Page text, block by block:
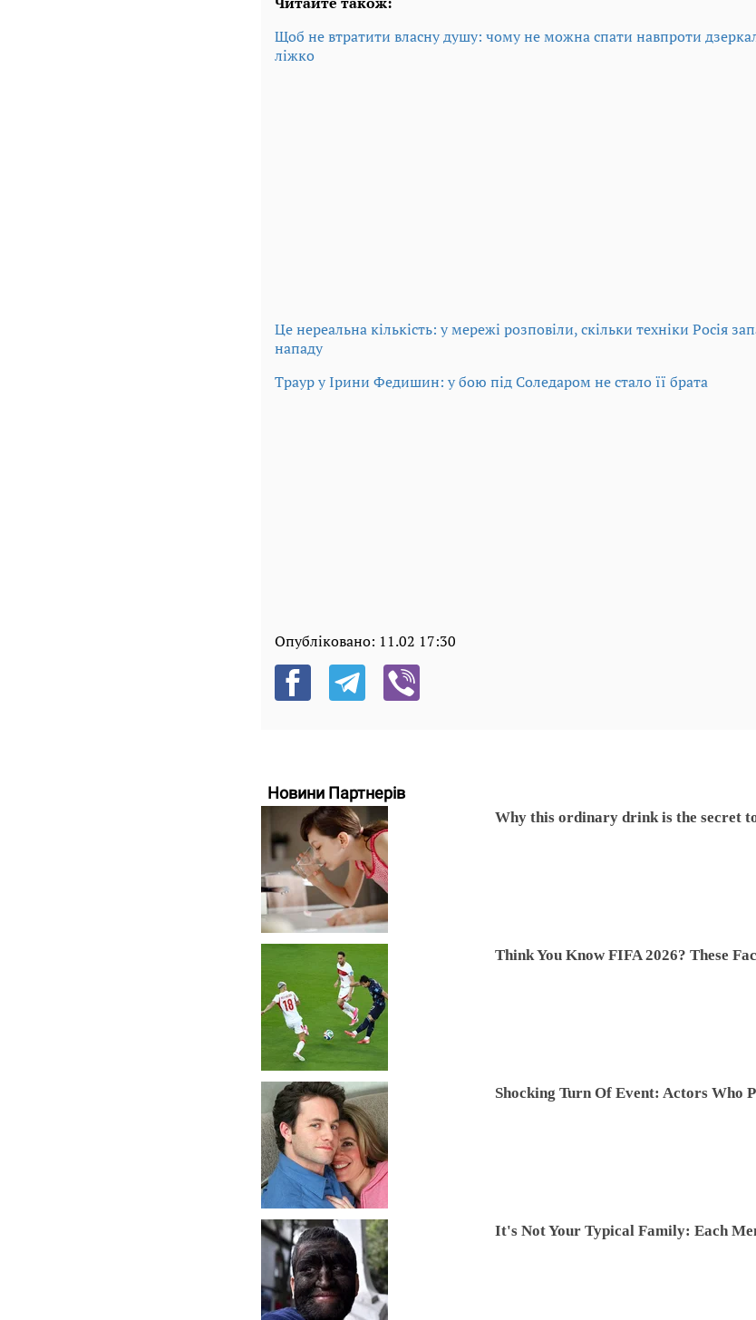
Щоб не втратити власну душу: чому не можна спати навпроти
ліжко
Це нереальна кількість: у мережі розповіли, скільки техніки Росія
нападу
Траур у Ірини Федишин: у бою під Соледаром не стало її брата
Опубліковано: 11.02 17:30